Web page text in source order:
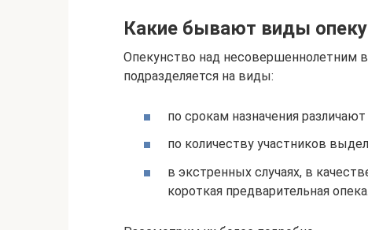
Какие бывают виды
Опекунство над несовершеннолетним
подразделяется на виды:
по срокам назначения
по количеству участников
в экстренных случаях, в
короткая предварительная опека.